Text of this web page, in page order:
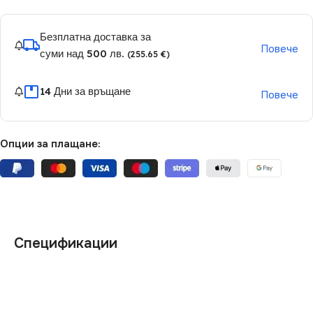
Безплатна доставка за
суми над 500 лв. (255.65 €) Повече
14 Дни за връщане Повече
Опции за плащане:
Спецификации